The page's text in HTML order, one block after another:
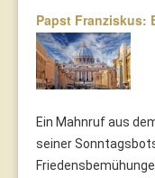
Papst
Ein Mahnruf aus
seiner